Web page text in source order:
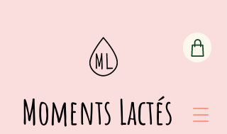
Moments Lactés